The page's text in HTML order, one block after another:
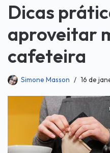
Dicas
aproveitar
cafeteira
Simone Masson 16 de